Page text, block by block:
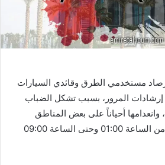
مستخدمي الطرق وقائدي السيارات
إرشادات المرور، بسبب تشكل الضباب
وانعدامها أحياناً على بعض المناطق
الساحلية والداخلية وذلك من الساعة 01:00 وحتى الساعة 09:00